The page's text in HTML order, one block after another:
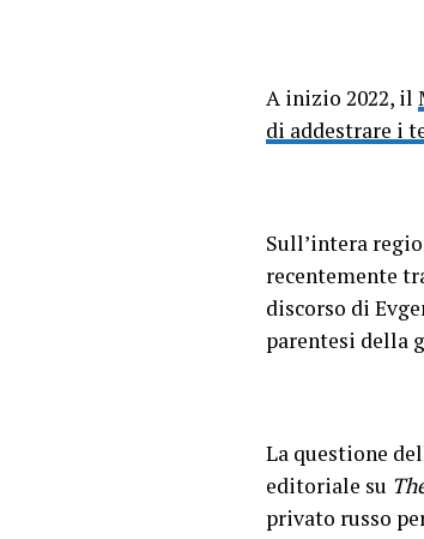
A inizio 2022, il
di addestrare i
Sull’intera
recentemente
discorso di
parentesi della
La questione
editoriale su
privato russo